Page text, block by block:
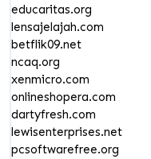
educaritas.org
lensajelajah.com
betflik09.net
ncaq.org
xenmicro.com
onlineshopera.com
dartyfresh.com
lewisenterprises.net
pcsoftwarefree.org